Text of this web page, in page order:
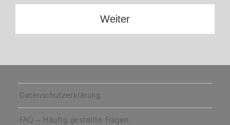
Datenschutzerklärung
FAQ – Häufig gestellte Fragen